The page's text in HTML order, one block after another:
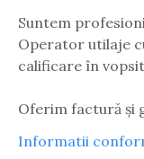
Suntem
Operator utilaje
calificare în
Oferim factură și
Informatii